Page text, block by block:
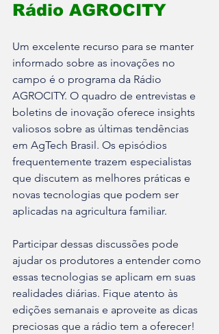
Rádio AGROCITY
Um excelente recurso para se manter
informado sobre as inovações no
campo é o programa da Rádio
AGROCITY. O quadro de entrevistas e
boletins de inovação oferece insights
valiosos sobre as últimas tendências
em AgTech Brasil. Os episódios
frequentemente trazem especialistas
que discutem as melhores práticas e
novas tecnologias que podem ser
aplicadas na agricultura familiar.
Participar dessas discussões pode
ajudar os produtores a entender como
essas tecnologias se aplicam em suas
realidades diárias. Fique atento às
edições semanais e aproveite as dicas
preciosas que a rádio tem a oferecer!